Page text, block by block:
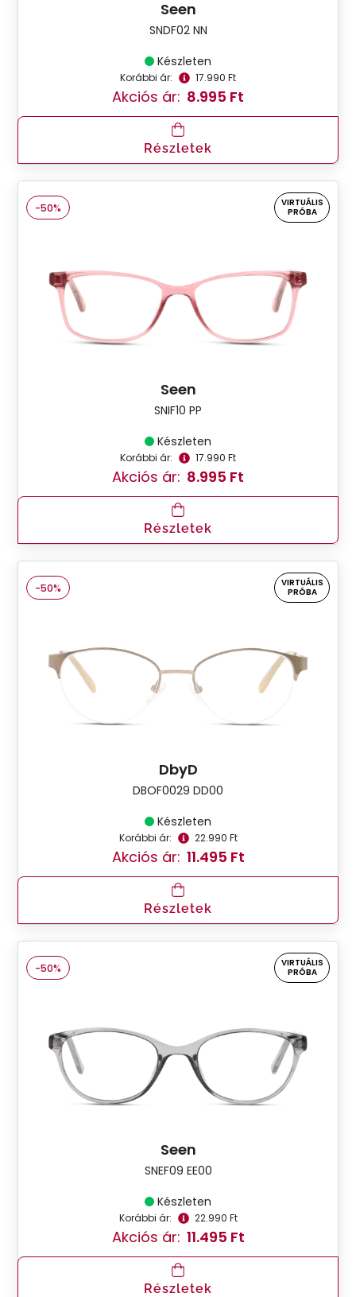
Seen
SNDF02 NN
Készleten
Korábbi ár: 17.990 Ft
Akciós ár: 8.995 Ft
Részletek
-50%
VIRTUÁLIS
PRÓBA
Seen
SNIF10 PP
Készleten
Korábbi ár: 17.990 Ft
Akciós ár: 8.995 Ft
Részletek
-50%
VIRTUÁLIS
PRÓBA
DbyD
DBOF0029 DD00
Készleten
Korábbi ár: 22.990 Ft
Akciós ár: 11.495 Ft
Részletek
-50%
VIRTUÁLIS
PRÓBA
Seen
SNEF09 EE00
Készleten
Korábbi ár: 22.990 Ft
Akciós ár: 11.495 Ft
Részletek